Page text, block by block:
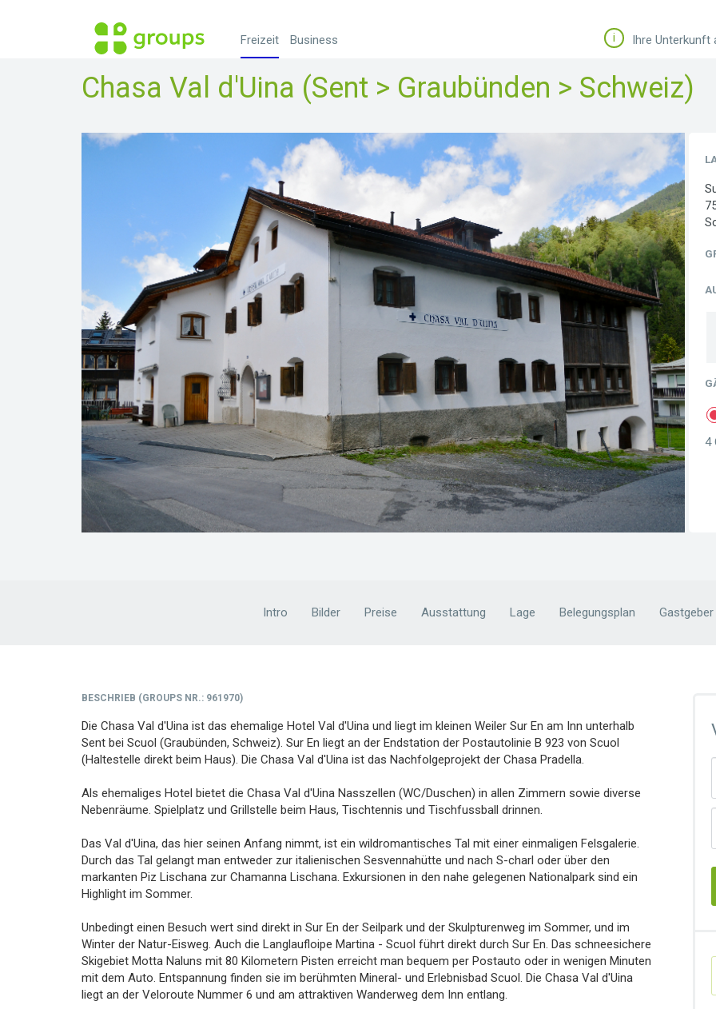
Freizeit Business i Ihre Unterkunft
Chasa Val d'Uina (Sent > Graubünden > Schweiz)
4
Intro Bilder Preise Ausstattung Lage Belegungsplan Gastgeber
BESCHRIEB (GROUPS NR.: 961970)
Die Chasa Val d'Uina ist das ehemalige Hotel Val d'Uina und liegt im kleinen Weiler Sur En am Inn unterhalb
Sent bei Scuol (Graubünden, Schweiz). Sur En liegt an der Endstation der Postautolinie B 923 von Scuol
(Haltestelle direkt beim Haus). Die Chasa Val d'Uina ist das Nachfolgeprojekt der Chasa Pradella.
Als ehemaliges Hotel bietet die Chasa Val d'Uina Nasszellen (WC/Duschen) in allen Zimmern sowie diverse
Nebenräume. Spielplatz und Grillstelle beim Haus, Tischtennis und Tischfussball drinnen.
Das Val d'Uina, das hier seinen Anfang nimmt, ist ein wildromantisches Tal mit einer einmaligen Felsgalerie.
Durch das Tal gelangt man entweder zur italienischen Sesvennahütte und nach S-charl oder über den
markanten Piz Lischana zur Chamanna Lischana. Exkursionen in den nahe gelegenen Nationalpark sind ein
Highlight im Sommer.
Unbedingt einen Besuch wert sind direkt in Sur En der Seilpark und der Skulpturenweg im Sommer, und im
Winter der Natur-Eisweg. Auch die Langlaufloipe Martina - Scuol führt direkt durch Sur En. Das schneesichere
Skigebiet Motta Naluns mit 80 Kilometern Pisten erreicht man bequem per Postauto oder in wenigen Minuten
mit dem Auto. Entspannung finden sie im berühmten Mineral- und Erlebnisbad Scuol. Die Chasa Val d'Uina
liegt an der Veloroute Nummer 6 und am attraktiven Wanderweg dem Inn entlang.